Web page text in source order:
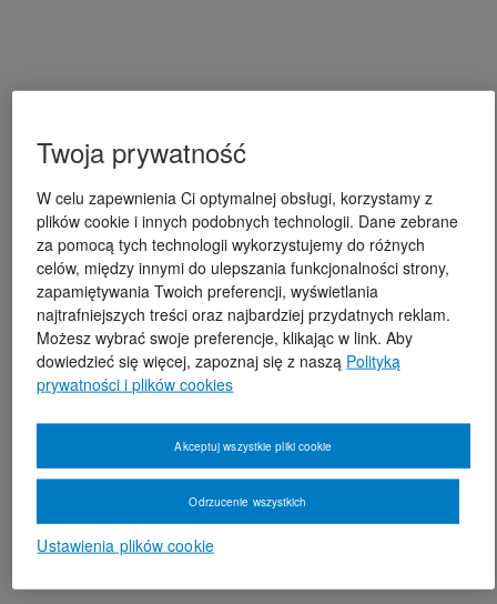
Twoja prywatność
W celu zapewnienia Ci optymalnej obsługi, korzystamy z
plików cookie i innych podobnych technologii. Dane zebrane
za pomocą tych technologii wykorzystujemy do różnych
celów, między innymi do ulepszania funkcjonalności strony,
zapamiętywania Twoich preferencji, wyświetlania
najtrafniejszych treści oraz najbardziej przydatnych reklam.
Możesz wybrać swoje preferencje, klikając w link. Aby
dowiedzieć się więcej, zapoznaj się z naszą Polityką
prywatności i plików cookies
Ustawienia plików cookie
Odrzucenie wszystkich
Akceptuj wszystkie pliki cookie